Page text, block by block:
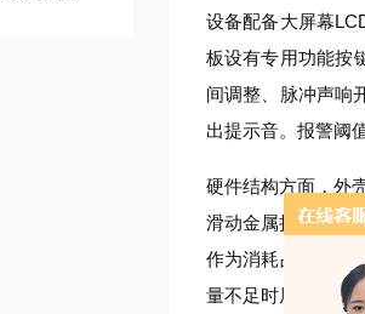
设备配备大屏幕
板设有专用功能按
间调整、脉冲声响
出提示音。报警阈
硬件结构方面，外
滑动金属挡板，检
作为消耗品，可在
量不足时屏幕电池